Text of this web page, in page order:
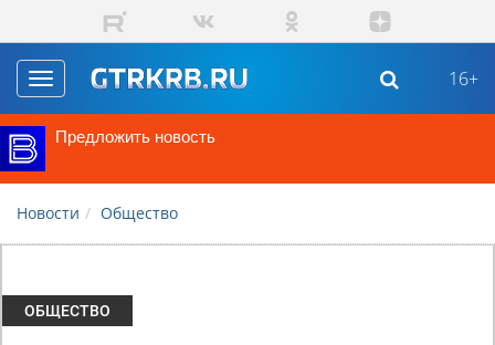
Перейти к основному содержанию
Toggle
navigation
16+
Предложить новость
Новости Общество
ОБЩЕСТВО